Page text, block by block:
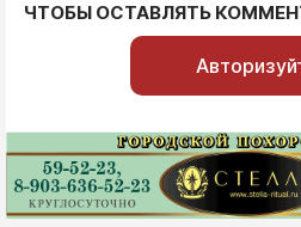
ЧТОБЫ ОСТАВЛЯТЬ